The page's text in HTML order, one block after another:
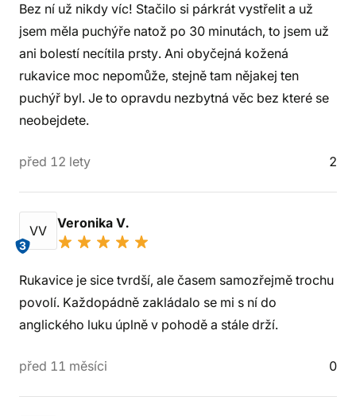
Bez ní už nikdy víc! Stačilo si párkrát vystřelit a už
jsem měla puchýře natož po 30 minutách, to jsem už
ani bolestí necítila prsty. Ani obyčejná kožená
rukavice moc nepomůže, stejně tam nějakej ten
puchýř byl. Je to opravdu nezbytná věc bez které se
neobejdete.
před 12 lety 2
VV
3
Veronika V.
Rukavice je sice tvrdší, ale časem samozřejmě trochu
povolí. Každopádně zakládalo se mi s ní do
anglického luku úplně v pohodě a stále drží.
před 11 měsíci 0